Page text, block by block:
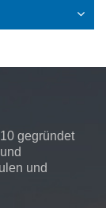
gegründet
und